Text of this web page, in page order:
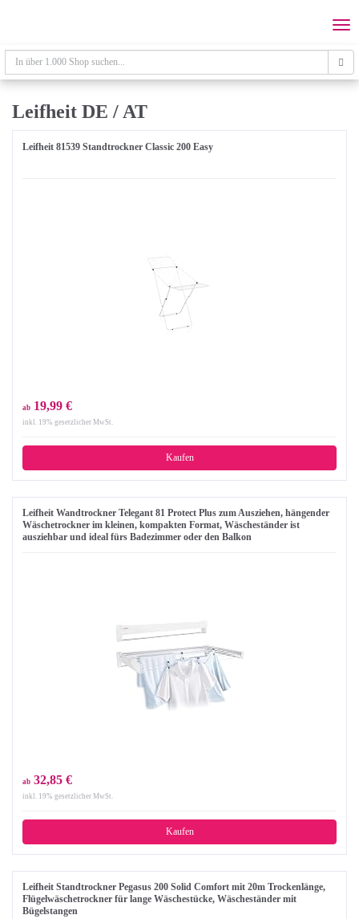
content
Leifheit DE / AT
Leifheit 81539 Standtrockner Classic 200 Easy
ab 19,99 €
inkl. 19% gesetzlicher MwSt.
Kaufen
Leifheit Wandtrockner Telegant 81 Protect Plus zum Ausziehen, hängender
Wäschetrockner im kleinen, kompakten Format, Wäscheständer ist
ausziehbar und ideal fürs Badezimmer oder den Balkon
ab 32,85 €
inkl. 19% gesetzlicher MwSt.
Kaufen
Leifheit Standtrockner Pegasus 200 Solid Comfort mit 20m Trockenlänge,
Flügelwäschetrockner für lange Wäschestücke, Wäscheständer mit
Bügelstangen